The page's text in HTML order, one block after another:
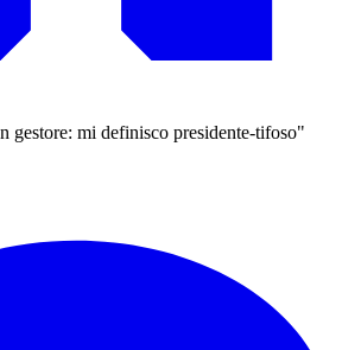
gestore: mi definisco presidente-tifoso"